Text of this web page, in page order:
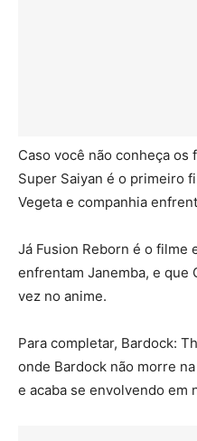
Caso você não conheça
Super Saiyan é o primeiro
Vegeta e companhia
Já Fusion Reborn é o filme
enfrentam Janemba, e que
vez no anime.
Para completar, Bardock:
onde Bardock não morre
e acaba se envolvendo em